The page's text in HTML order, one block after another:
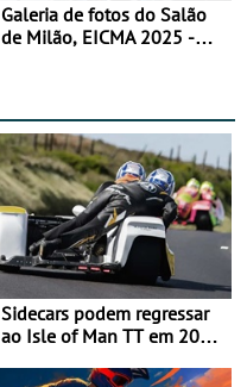
Galeria de fotos do Salão
de Milão, EICMA 2025 -
Sidecars podem regressar
ao Isle of Man TT em 2027